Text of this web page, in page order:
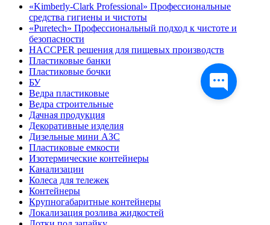
«Kimberly-Clark Professional» Профессиональные
средства гигиены и чистоты
«Puretech» Профессиональный подход к чистоте и
безопасности
HACCPER решения для пищевых производств
Пластиковые банки
Пластиковые бочки
БУ
Ведра пластиковые
Ведра строительные
Дачная продукция
Декоративные изделия
Дизельные мини АЗС
Пластиковые емкости
Изотермические контейнеры
Канализации
Колеса для тележек
Контейнеры
Крупногабаритные контейнеры
Локализация розлива жидкостей